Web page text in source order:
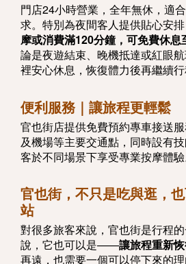
門店24小時營業，全年無休，適
求。特別為夜間客人提供貼心安排
摩或消費滿120分鐘，可免費休息
論是夜遊結束、晚機抵達或紅眼
裡安心休息，恢復體力後再繼續行
便利服務｜讓旅程更輕鬆
官也街店提供免費預約專車接送
及機場等主要交通點，同時設有
客於不同場景下享受專業按摩體驗
官也街，不只是吃與逛，
站
對很多旅客來說，官也街是行程
說，它也可以是——讓旅程重新
再遠，也需要一個可以停下來的理